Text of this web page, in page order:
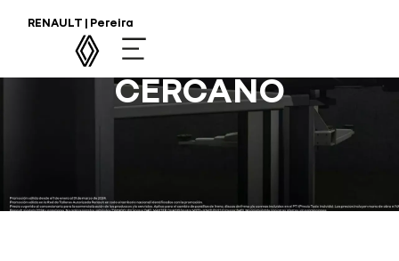
RENAULT | Pereira
ENCUENTRA TU
RENAULT MÁS
CERCANO